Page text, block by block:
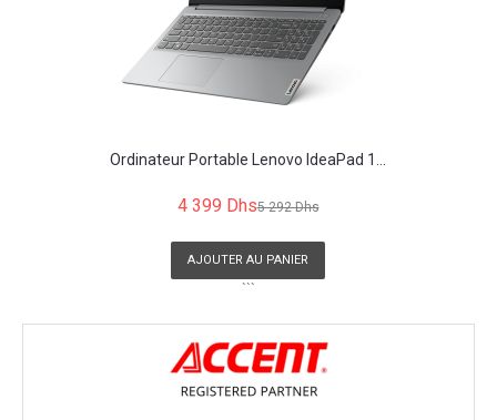
Ordinateur Portable Lenovo IdeaPad 1...
4 399 Dhs5 292 Dhs
AJOUTER AU PANIER
```